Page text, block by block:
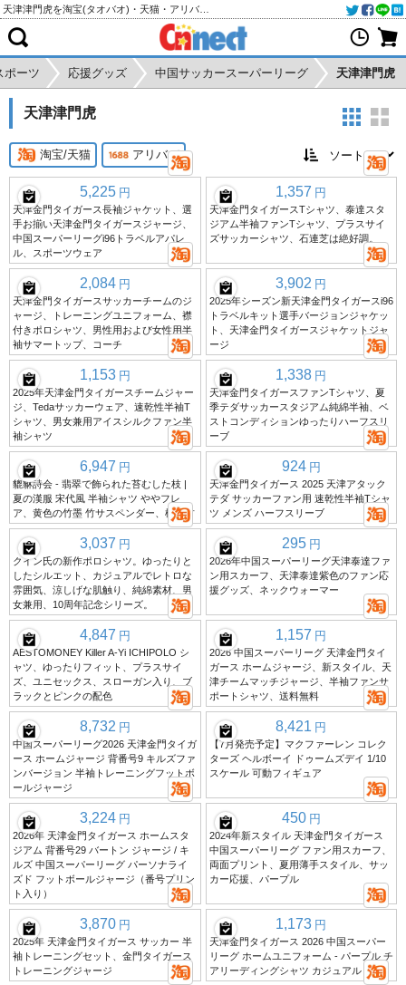
ポーツ 応援グッズ 中国サッカースーパーリーグ 天津津門虎
天津津門虎
淘宝/天猫 アリババ
5,225 円
天津金門タイガース長袖ジャケット、選
手お揃い天津金門タイガースジャージ、
中国スーパーリーグi96トラベルアパレ
ル、スポーツウェア
1,357 円
天津金門タイガースTシャツ、泰達スタ
ジアム半袖ファンTシャツ、プラスサイ
ズサッカーシャツ、石連芝は絶好調。
2,084 円
天津金門タイガースサッカーチームのジ
ャージ、トレーニングユニフォーム、襟
付きポロシャツ、男性用および女性用半
袖サマートップ、コーチ
3,902 円
2025年シーズン新天津金門タイガースi96
トラベルキット選手バージョンジャケッ
ト、天津金門タイガースジャケットジャ
ージ
1,153 円
2025年天津金門タイガースチームジャー
ジ、Tedaサッカーウェア、速乾性半袖T
シャツ、男女兼用アイスシルクファン半
袖シャツ
1,338 円
天津金門タイガースファンTシャツ、夏
季テダサッカースタジアム純綿半袖、ベ
ストコンディションゆったりハーフスリ
ーブ
6,947 円
貔貅詩会 - 翡翠で飾られた苔むした枝 |
夏の漢服 宋代風 半袖シャツ ややフレ
ア、黄色の竹墨 竹サスペンダー、松と竹
924 円
天津金門タイガース 2025 天津アタック
テダ サッカーファン用 速乾性半袖Tシャ
ツ メンズ ハーフスリーブ
3,037 円
クイン氏の新作ポロシャツ。ゆったりと
したシルエット、カジュアルでレトロな
雰囲気、涼しげな肌触り、純綿素材、男
女兼用、10周年記念シリーズ。
295 円
2026年中国スーパーリーグ天津泰達ファ
ン用スカーフ、天津泰達紫色のファン応
援グッズ、ネックウォーマー
4,847 円
AESTOMONEY Killer A-Yi ICHIPOLO シ
ャツ、ゆったりフィット、プラスサイ
ズ、ユニセックス、スローガン入り、ブ
ラックとピンクの配色
1,157 円
2026 中国スーパーリーグ 天津金門タイ
ガース ホームジャージ、新スタイル、天
津チームマッチジャージ、半袖ファンサ
ポートシャツ、送料無料
8,732 円
中国スーパーリーグ2026 天津金門タイガ
ース ホームジャージ 背番号9 キルズファ
ンバージョン 半袖トレーニングフットボ
ールジャージ
8,421 円
【7月発売予定】マクファーレン コレク
ターズ ヘルボーイ ドゥームズデイ 1/10
スケール 可動フィギュア
3,224 円
2026年 天津金門タイガース ホームスタ
ジアム 背番号29 バートン ジャージ / キ
ルズ 中国スーパーリーグ パーソナライ
ズド フットボールジャージ（番号プリン
ト入り）
450 円
2024年新スタイル 天津金門タイガース
中国スーパーリーグ ファン用スカーフ、
両面プリント、夏用薄手スタイル、サッ
カー応援、パープル
3,870 円
2025年 天津金門タイガース サッカー 半
袖トレーニングセット、金門タイガース
トレーニングジャージ
1,173 円
天津金門タイガース 2026 中国スーパー
リーグ ホームユニフォーム - パープル チ
アリーディングシャツ カジュアル 半袖